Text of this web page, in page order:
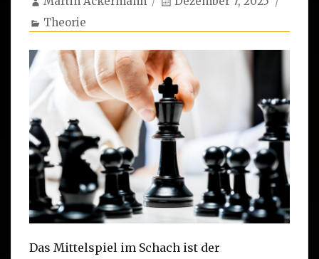
Categories
Theorie
Das Mittelspiel im Schach ist der